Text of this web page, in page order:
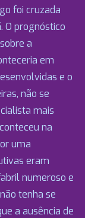
foi cruzada
O prognóstico
a
em
e o
não se
mais
na
uma
eram
numeroso e
tenha se
a ausência de